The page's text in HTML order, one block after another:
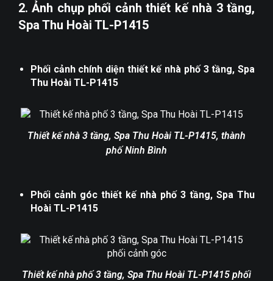
2. Ảnh chụp phối cảnh thiết kế nhà 3 tầng,
Spa Thu Hoài TL-P1415
Phối cảnh chính diện thiết kế nhà phố 3 tầng, Spa
Thu Hoài TL-P1415
Thiết kế nhà 3 tầng, Spa Thu Hoài TL-P1415, thành
phố Ninh Bình
Phối cảnh góc thiết kế nhà phố 3 tầng, Spa Thu
Hoài TL-P1415
Thiết kế nhà phố 3 tầng, Spa Thu Hoài TL-P1415 phối